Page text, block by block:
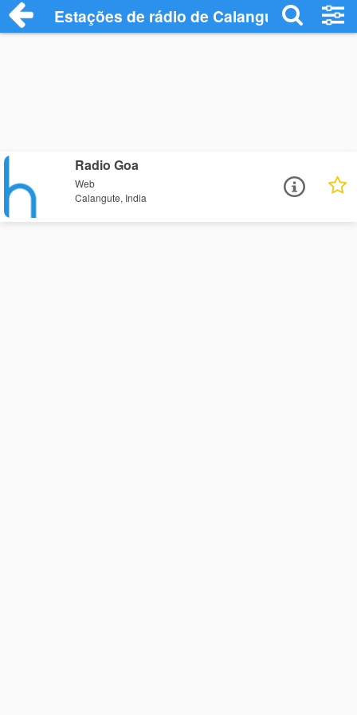
Estações de rádio de Calangute - Ouça
Radio Goa
Web
Calangute, India